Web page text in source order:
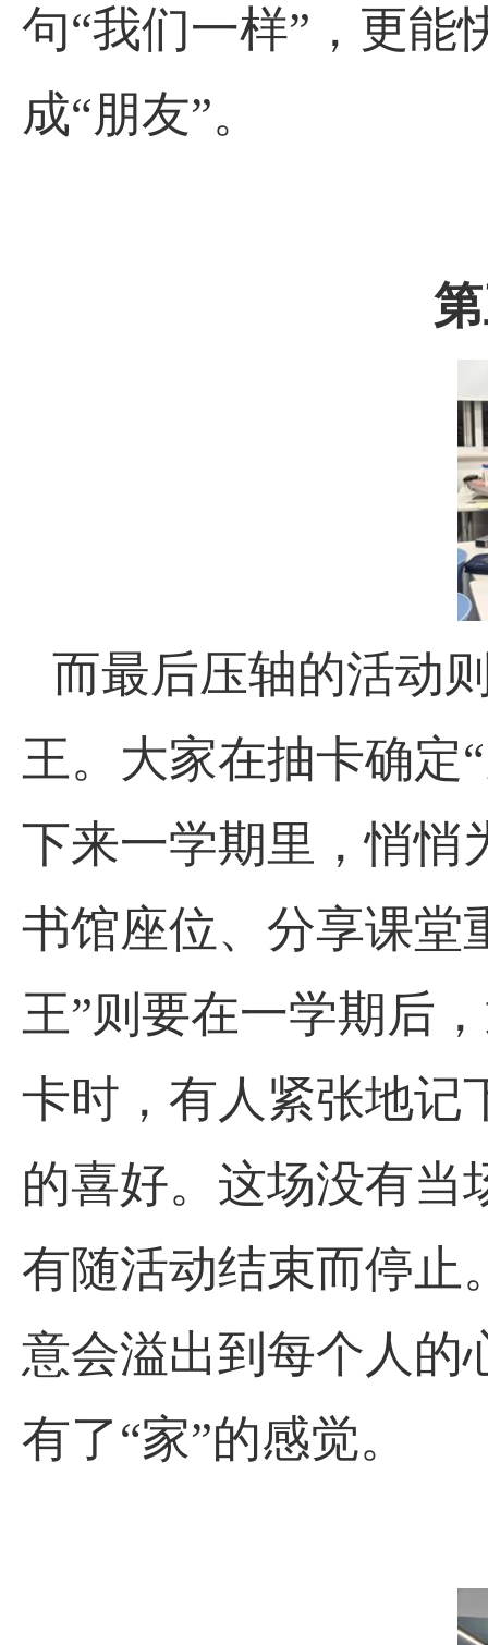
句“我们一样”，更能
成“朋友”。
而最后压轴的活动
王。大家在抽卡确定
下来一学期里，悄悄
书馆座位、分享课堂
王”则要在一学期后
卡时，有人紧张地记
的喜好。这场没有当
有随活动结束而停止
意会溢出到每个人的
有了“家”的感觉。